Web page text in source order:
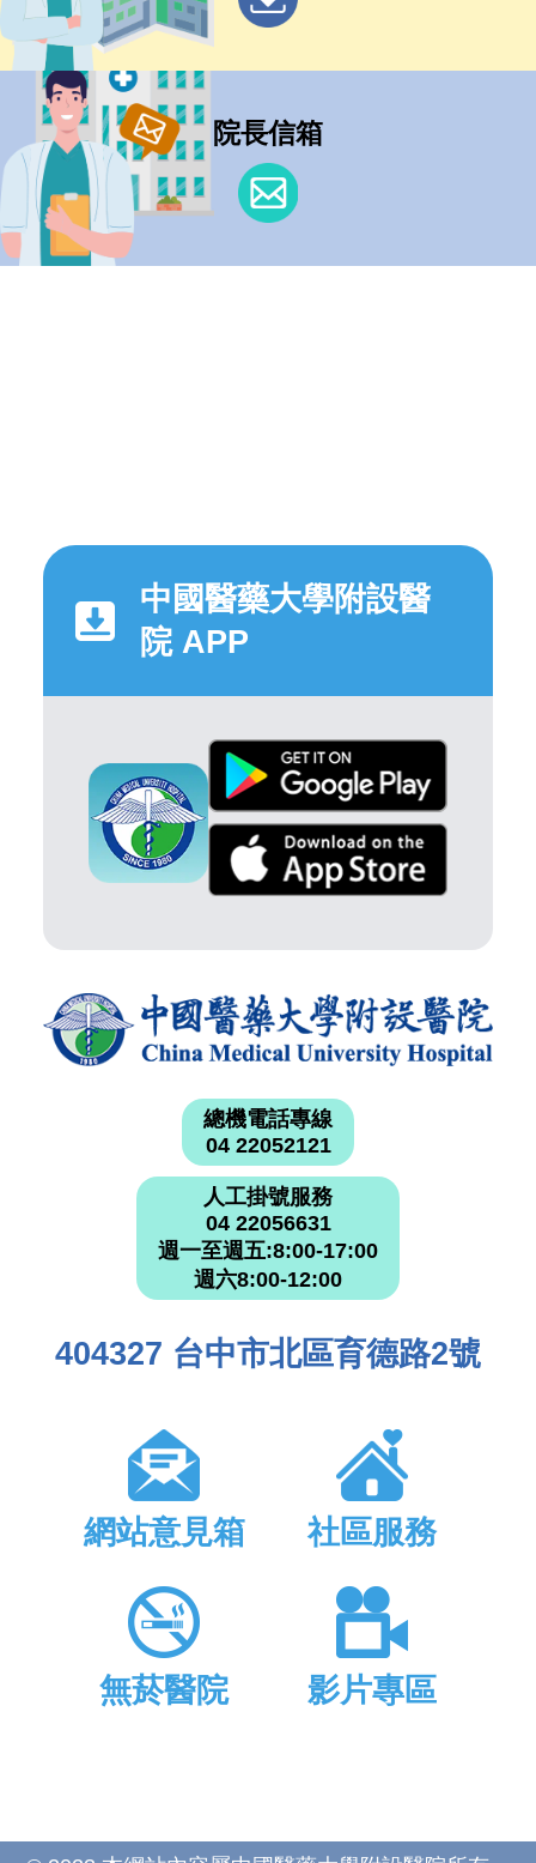
院長信箱
中國醫藥大學附設醫
院 APP
總機電話專線
04 22052121
人工掛號服務
04 22056631
週一至週五:8:00-17:00
週六8:00-12:00
404327 台中市北區育德路2號
網站意見箱 社區服務
無菸醫院 影片專區